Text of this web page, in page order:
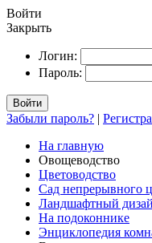
Войти
Закрыть
Логин:
Пароль:
Войти
Забыли пароль? |
На главную
Овощеводство
Цветоводство
Сад непрерывного
Ландшафтный
На подоконнике
Энциклопедия